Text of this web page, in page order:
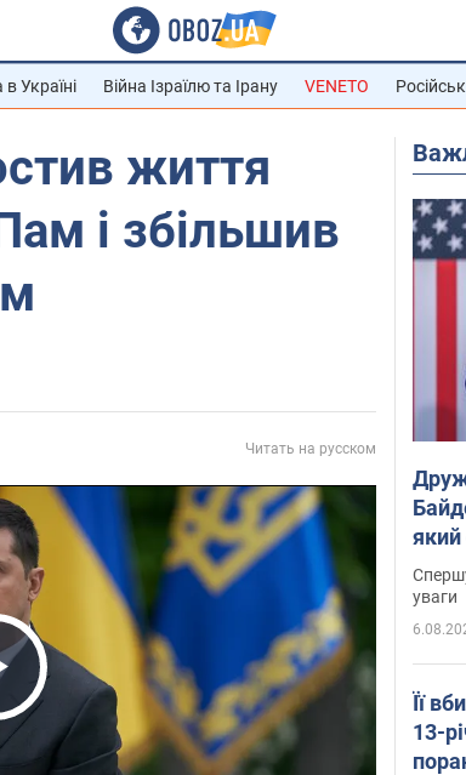
в Україні Війна Ізраїлю та Ірану VENETO
життя
і збільшив
Читать на русском
Video
який
уваги
Її
13-